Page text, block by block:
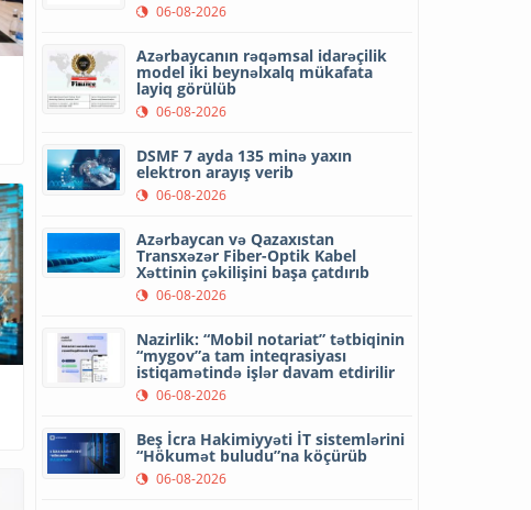
06-08-2026
Azərbaycanın rəqəmsal idarəçilik
model iki beynəlxalq mükafata
layiq görülüb
06-08-2026
DSMF 7 ayda 135 minə yaxın
elektron arayış verib
06-08-2026
Azərbaycan və Qazaxıstan
Transxəzər Fiber-Optik Kabel
Xəttinin çəkilişini başa çatdırıb
06-08-2026
Nazirlik: “Mobil notariat” tətbiqinin
“mygov”a tam inteqrasiyası
istiqamətində işlər davam etdirilir
06-08-2026
Beş İcra Hakimiyyəti İT sistemlərini
“Hökumət buludu”na köçürüb
06-08-2026